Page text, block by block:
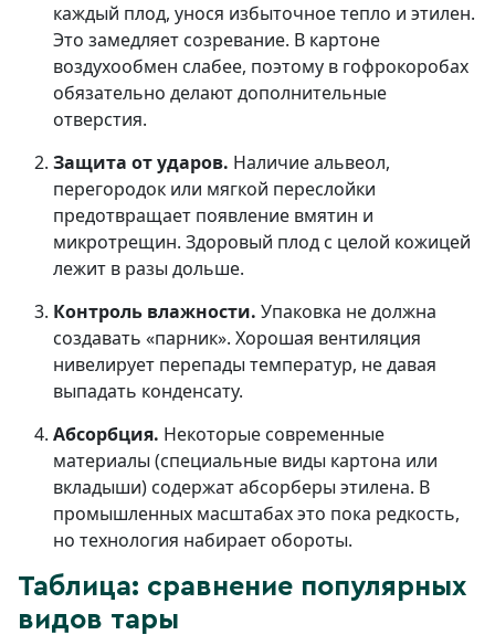
каждый плод, унося избыточное тепло и этилен.
Это замедляет созревание. В картоне
воздухообмен слабее, поэтому в гофрокоробах
обязательно делают дополнительные
отверстия.
Защита от ударов. Наличие альвеол,
перегородок или мягкой переслойки
предотвращает появление вмятин и
микротрещин. Здоровый плод с целой кожицей
лежит в разы дольше.
Контроль влажности. Упаковка не должна
создавать «парник». Хорошая вентиляция
нивелирует перепады температур, не давая
выпадать конденсату.
Абсорбция. Некоторые современные
материалы (специальные виды картона или
вкладыши) содержат абсорберы этилена. В
промышленных масштабах это пока редкость,
но технология набирает обороты.
Таблица: сравнение популярных
видов тары